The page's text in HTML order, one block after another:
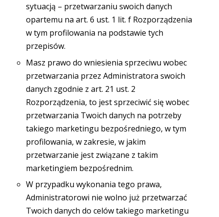
sytuacją – przetwarzaniu swoich danych
opartemu na art. 6 ust. 1 lit. f Rozporządzenia
w tym profilowania na podstawie tych
przepisów.
Masz prawo do wniesienia sprzeciwu wobec
przetwarzania przez Administratora swoich
danych zgodnie z art. 21 ust. 2
Rozporządzenia, to jest sprzeciwić się wobec
przetwarzania Twoich danych na potrzeby
takiego marketingu bezpośredniego, w tym
profilowania, w zakresie, w jakim
przetwarzanie jest związane z takim
marketingiem bezpośrednim.
W przypadku wykonania tego prawa,
Administratorowi nie wolno już przetwarzać
Twoich danych do celów takiego marketingu